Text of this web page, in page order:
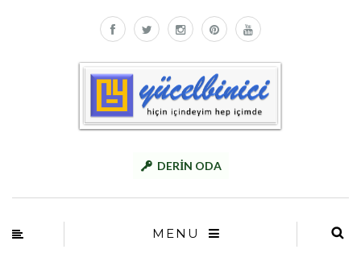
DERİN ODA
MENU